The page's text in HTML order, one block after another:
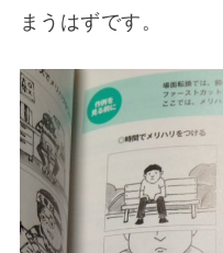
まうはずです。